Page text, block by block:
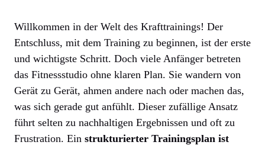
Willkommen in der Welt des Krafttrainings! Der
Entschluss, mit dem Training zu beginnen, ist der erste
und wichtigste Schritt. Doch viele Anfänger betreten
das Fitnessstudio ohne klaren Plan. Sie wandern von
Gerät zu Gerät, ahmen andere nach oder machen das,
was sich gerade gut anfühlt. Dieser zufällige Ansatz
führt selten zu nachhaltigen Ergebnissen und oft zu
Frustration. Ein strukturierter Trainingsplan ist